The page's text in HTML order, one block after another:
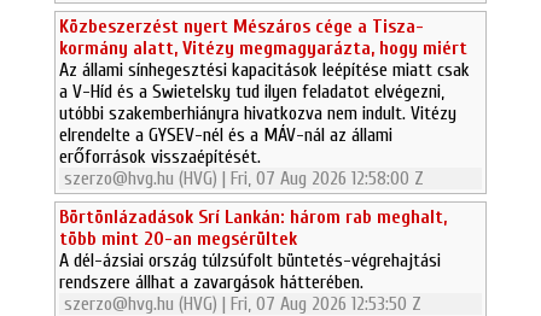
Közbeszerzést nyert Mészáros cége a Tisza-
kormány alatt, Vitézy megmagyarázta, hogy miért
Az állami sínhegesztési kapacitások leépítése miatt csak
a V-Híd és a Swietelsky tud ilyen feladatot elvégezni,
utóbbi szakemberhiányra hivatkozva nem indult. Vitézy
elrendelte a GYSEV-nél és a MÁV-nál az állami
erőforrások visszaépítését.
szerzo@hvg.hu (HVG) | Fri, 07 Aug 2026 12:58:00 Z
Börtönlázadások Srí Lankán: három rab meghalt,
több mint 20-an megsérültek
A dél-ázsiai ország túlzsúfolt büntetés-végrehajtási
rendszere állhat a zavargások hátterében.
szerzo@hvg.hu (HVG) | Fri, 07 Aug 2026 12:53:50 Z